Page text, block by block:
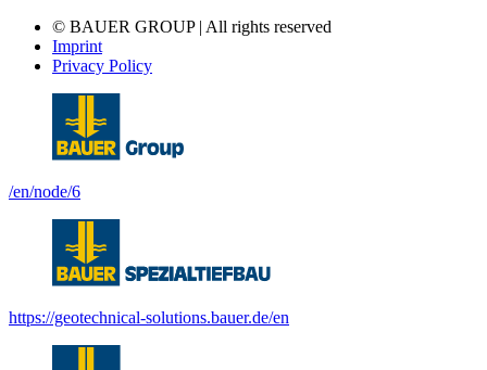
© BAUER GROUP | All rights reserved
Imprint
Privacy Policy
/en/node/6
https://geotechnical-solutions.bauer.de/en